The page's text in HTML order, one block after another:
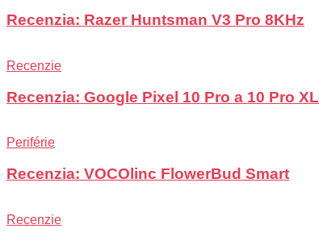
Recenzia: Razer Huntsman V3 Pro 8KHz
Recenzie
Recenzia: Google Pixel 10 Pro a 10 Pro XL
Periférie
Recenzia: VOCOlinc FlowerBud Smart
Recenzie